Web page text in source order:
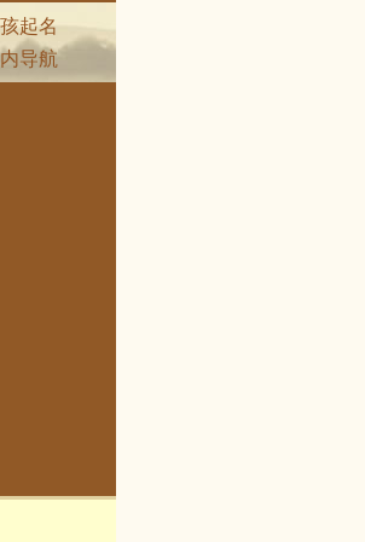
起名
导航